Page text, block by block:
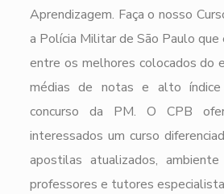
Aprendizagem. Faça o nosso
a Polícia Militar de São Paulo que
entre os melhores colocados do
médias de notas e alto índice
concurso da PM. O CPB
interessados um curso
apostilas atualizados,
professores e tutores